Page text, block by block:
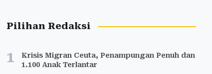
Pilihan Redaksi
1
Krisis Migran Ceuta, Penampungan Penuh dan
1.100 Anak Terlantar